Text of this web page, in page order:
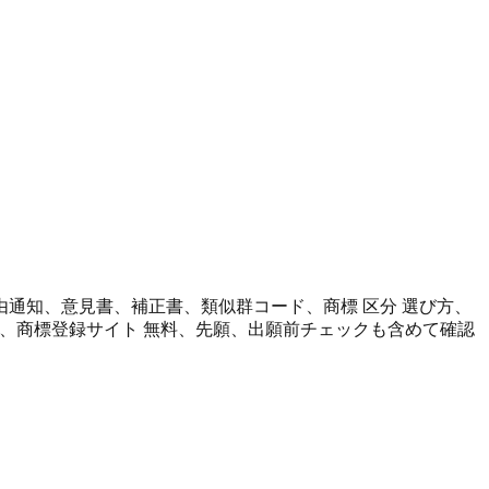
知、意見書、補正書、類似群コード、商標 区分 選び方、
商標登録サイト 無料、先願、出願前チェックも含めて確認